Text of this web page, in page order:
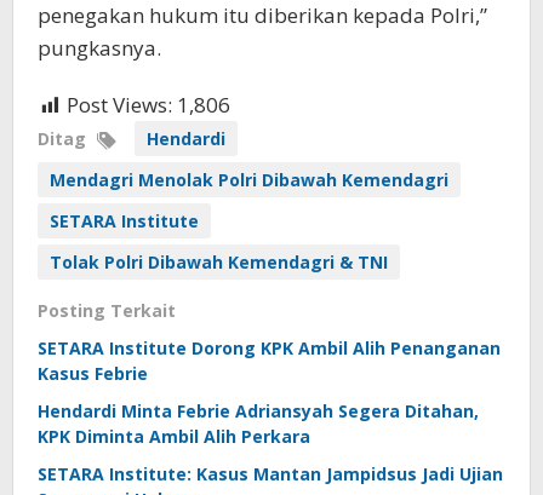
penegakan hukum itu diberikan kepada Polri,”
pungkasnya.
Post Views: 1,806
Ditag
Hendardi
Mendagri Menolak Polri Dibawah Kemendagri
SETARA Institute
Tolak Polri Dibawah Kemendagri & TNI
Posting Terkait
SETARA Institute Dorong KPK Ambil Alih Penanganan
Kasus Febrie
Hendardi Minta Febrie Adriansyah Segera Ditahan,
KPK Diminta Ambil Alih Perkara
SETARA Institute: Kasus Mantan Jampidsus Jadi Ujian